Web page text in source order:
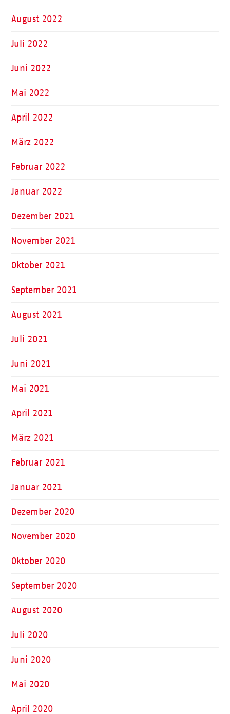
August 2022
Juli 2022
Juni 2022
Mai 2022
April 2022
März 2022
Februar 2022
Januar 2022
Dezember 2021
November 2021
Oktober 2021
September 2021
August 2021
Juli 2021
Juni 2021
Mai 2021
April 2021
März 2021
Februar 2021
Januar 2021
Dezember 2020
November 2020
Oktober 2020
September 2020
August 2020
Juli 2020
Juni 2020
Mai 2020
April 2020